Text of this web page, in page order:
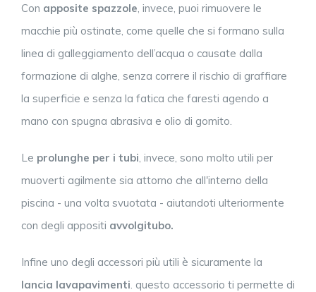
Con apposite spazzole, invece, puoi rimuovere le
macchie più ostinate, come quelle che si formano sulla
linea di galleggiamento dell’acqua o causate dalla
formazione di alghe, senza correre il rischio di graffiare
la superficie e senza la fatica che faresti agendo a
mano con spugna abrasiva e olio di gomito.
Le prolunghe per i tubi, invece, sono molto utili per
muoverti agilmente sia attorno che all'interno della
piscina - una volta svuotata - aiutandoti ulteriormente
con degli appositi avvolgitubo.
Infine uno degli accessori più utili è sicuramente la
lancia lavapavimenti. questo accessorio ti permette di